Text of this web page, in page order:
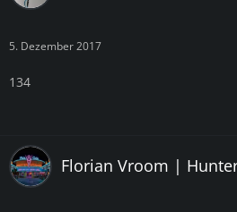
5. Dezember 2017
134
Florian Vroom |